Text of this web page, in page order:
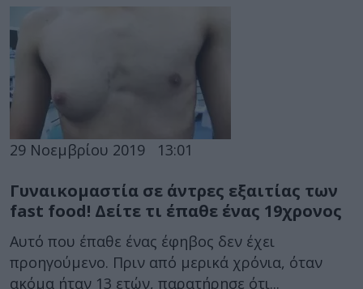
29 Νοεμβρίου 2019 13:01
Γυναικομαστία σε άντρες εξαιτίας των
fast food! Δείτε τι έπαθε ένας 19χρονος
Αυτό που έπαθε ένας έφηβος δεν έχει
προηγούμενο. Πριν από μερικά χρόνια, όταν
ακόμα ήταν 13 ετών, παρατήρησε ότι...